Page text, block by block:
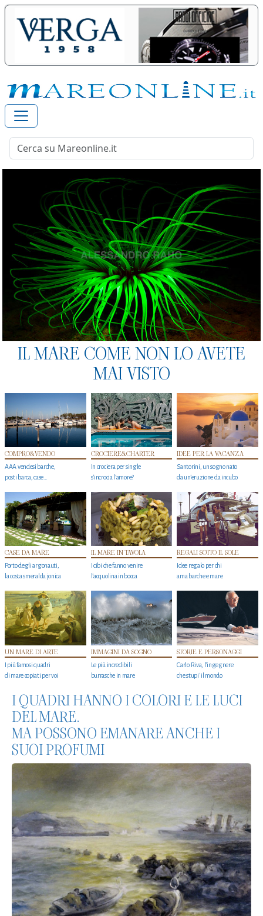
IL MARE COME NON LO AVETE
MAI VISTO
COMPRO&VENDO
AAA vendesi barche,
posti barca, case…
CROCIERE&CHARTER
In crociera per single
s'incrocia l’amore?
IDEE PER LA VACANZA
Santorini, un sogno nato
da un’eruzione da incubo
CASE DA MARE
Porto degli argonauti,
la costa smeralda jonica
IL MARE IN TAVOLA
I cibi che fanno venire
l’acquolina in bocca
REGALI SOTTO IL SOLE
Idee regalo per chi
ama barche e mare
UN MARE DI ARTE
I più famosi quadri
di mare copiati per voi
IMMAGINI DA SOGNO
Le più incredibili
burrasche in mare
STORIE E PERSONAGGI
Carlo Riva, l’ingegnere
che stupi' il mondo
I QUADRI HANNO I COLORI E LE LUCI
DEL MARE.
MA POSSONO EMANARE ANCHE I
SUOI PROFUMI